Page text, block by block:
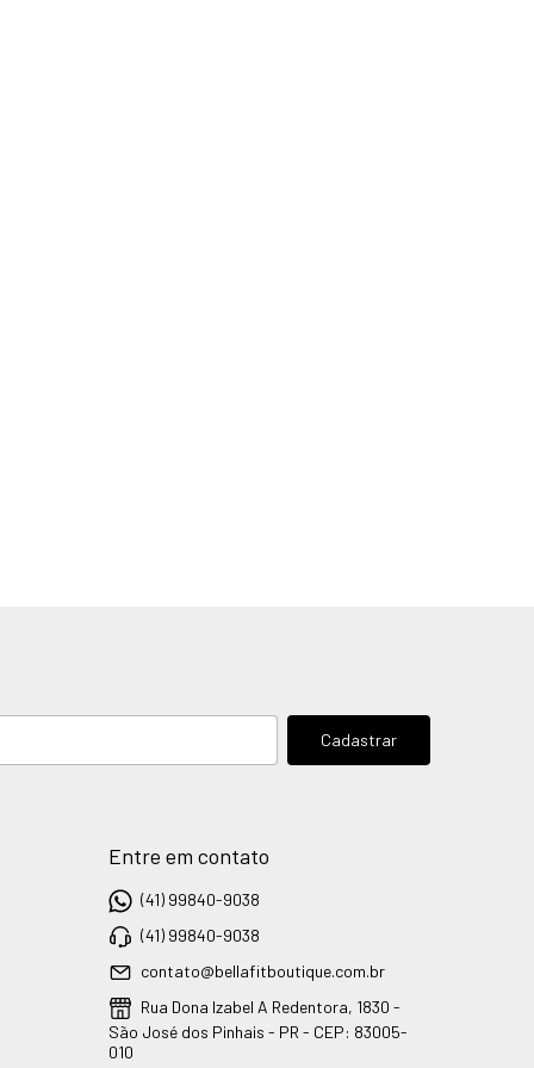
Entre em contato
(41) 99840-9038
(41) 99840-9038
contato@bellafitboutique.com.br
Rua Dona Izabel A Redentora, 1830 -
São José dos Pinhais - PR - CEP: 83005-
010